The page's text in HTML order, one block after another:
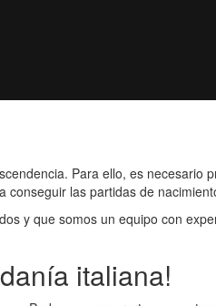
Para ello, es necesario
las partidas de
y que somos un equipo con
italiana!